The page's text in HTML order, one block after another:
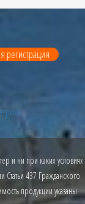
регистрация
и ни при каких условиях
437 Гражданского
продукции указаны